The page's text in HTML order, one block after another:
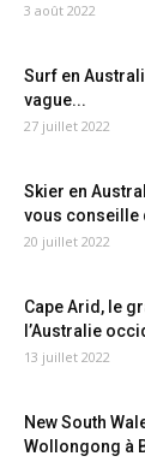
3 août 2022
Surf en
vague...
27 juillet 2022
Skier en
vous conseille
20 juillet 2022
Cape Arid, le
l’Australie
13 juillet 2022
New South
Wollongong à